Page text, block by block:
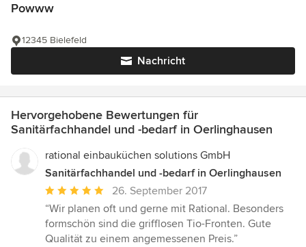
Powww
Nachricht
12345 Bielefeld
Hervorgehobene Bewertungen für
Sanitärfachhandel und -bedarf in Oerlinghausen
rational einbauküchen solutions GmbH
Sanitärfachhandel und -bedarf in Oerlinghausen
Durchschnittliche
Bewertung:
5
von
26. September 2017
“Wir planen oft und gerne mit Rational. Besonders
formschön sind die grifflosen Tio-Fronten. Gute
Qualität zu einem angemessenen Preis.”